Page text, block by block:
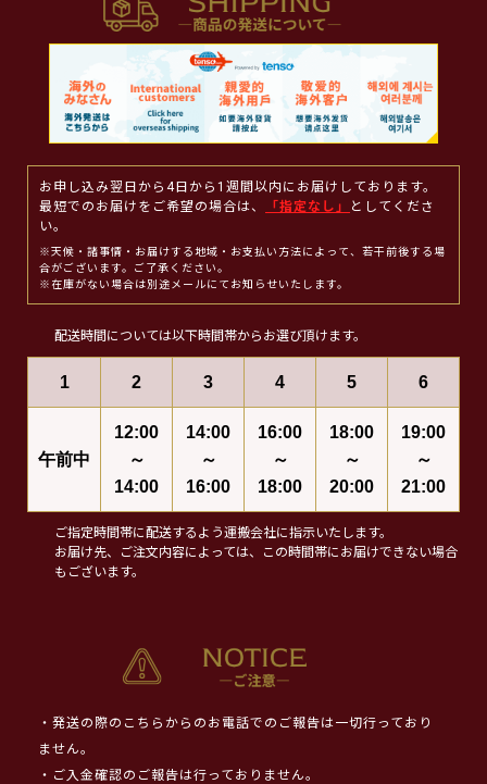
お申し込み翌日から4日から1週間以内にお届けしております。
最短でのお届けをご希望の場合は、
「指定なし」
としてくださ
い。
※天候・諸事情・お届けする地域・お支払い方法によって、若干前後する場
合がございます。ご了承ください。
※在庫がない場合は別途メールにてお知らせいたします。
配送時間については以下時間帯からお選び頂けます。
1 2 3 4 5 6
午前中
12:00
～
14:00
14:00
～
16:00
16:00
～
18:00
18:00
～
20:00
19:00
～
21:00
ご指定時間帯に配送するよう運搬会社に指示いたします。
お届け先、ご注文内容によっては、この時間帯にお届けできない場合
もございます。
・発送の際のこちらからのお電話でのご報告は一切行っており
ません。
・ご入金確認のご報告は行っておりません。